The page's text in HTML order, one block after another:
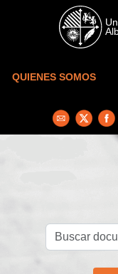
Skip to main content
QUIENES SOMOS